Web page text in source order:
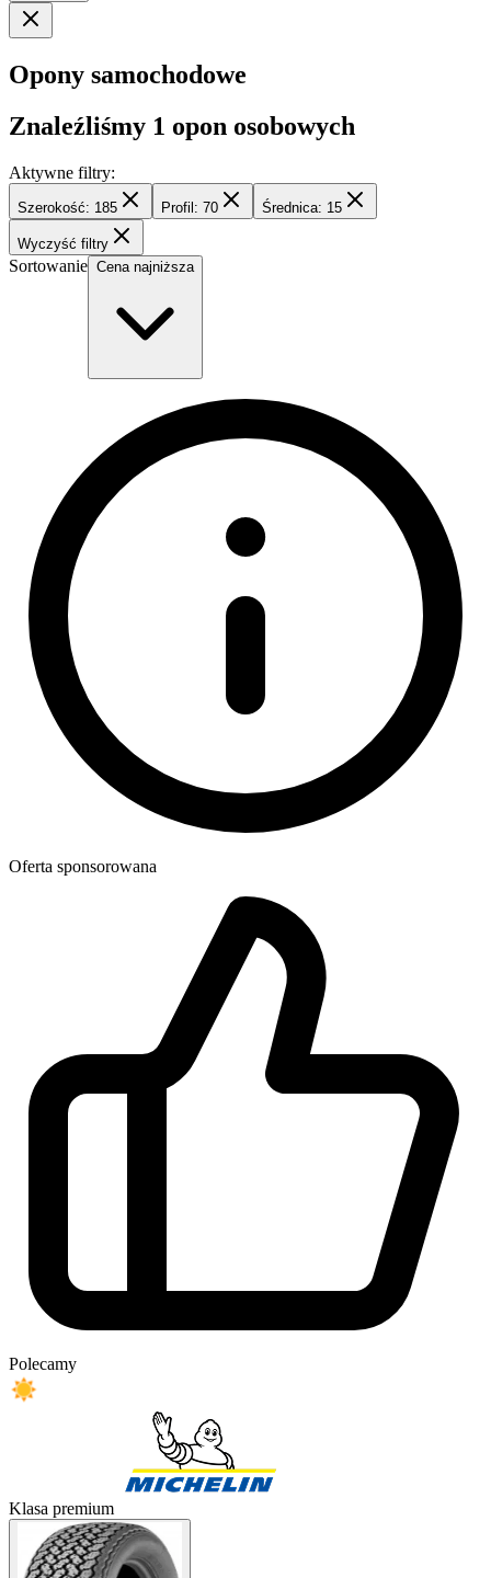
Opony samochodowe
Znaleźliśmy 1 opon osobowych
Aktywne filtry:
Szerokość: 185 Profil: 70 Średnica: 15
Wyczyść filtry
Sortowanie Cena najniższa
Oferta sponsorowana
Polecamy
Klasa premium